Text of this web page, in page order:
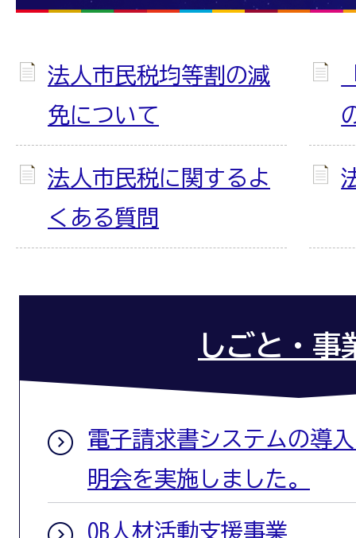
法人市民税均等割の減
免について
法人市民税に関するよ
くある質問
しごと・事
電子請求書システムの導
明会を実施しました。
OB人材活動支援事業